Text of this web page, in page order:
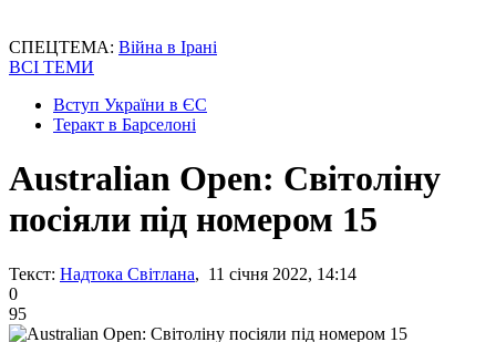
СПЕЦТЕМА: Війна в Ірані
ВСІ ТЕМИ
Вступ України в ЄС
Теракт в Барселоні
Australian Open: Світоліну
посіяли під номером 15
Текст: Надтока Світлана, 11 січня 2022, 14:14
0
95